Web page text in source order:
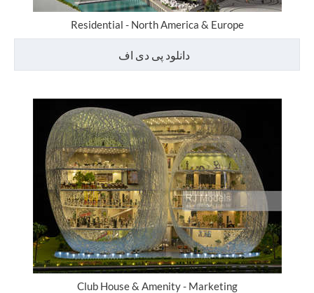
Residential - North America & Europe
دانلود پی دی اف
Club House & Amenity - Marketing